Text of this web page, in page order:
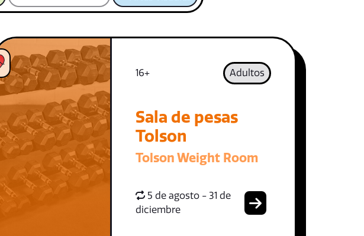
16+ Adultos
Sala de pesas
Tolson
Tolson Weight Room
5 de agosto - 31 de
diciembre